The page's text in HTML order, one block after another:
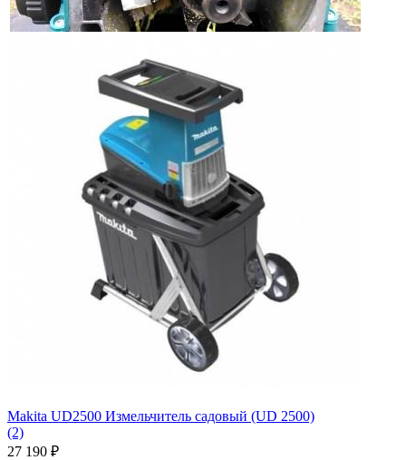
Makita UD2500 Измельчитель садовый (UD 2500)
(2)
27 190 ₽